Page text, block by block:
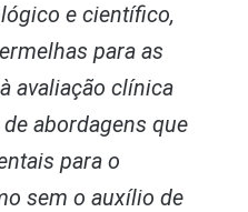
e científico,
para as
avaliação clínica
abordagens que
para o
sem o auxílio de